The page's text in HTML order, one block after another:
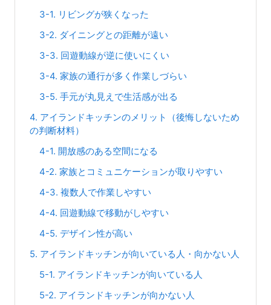
3-1. リビングが狭くなった
3-2. ダイニングとの距離が遠い
3-3. 回遊動線が逆に使いにくい
3-4. 家族の通行が多く作業しづらい
3-5. 手元が丸見えで生活感が出る
4. アイランドキッチンのメリット（後悔しないため
の判断材料）
4-1. 開放感のある空間になる
4-2. 家族とコミュニケーションが取りやすい
4-3. 複数人で作業しやすい
4-4. 回遊動線で移動がしやすい
4-5. デザイン性が高い
5. アイランドキッチンが向いている人・向かない人
5-1. アイランドキッチンが向いている人
5-2. アイランドキッチンが向かない人